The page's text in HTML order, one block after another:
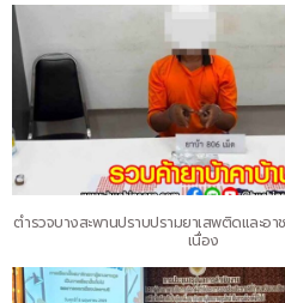
ตำรวจบางสะพานปราบปรามยาเสพติดและอ
เนื่อง